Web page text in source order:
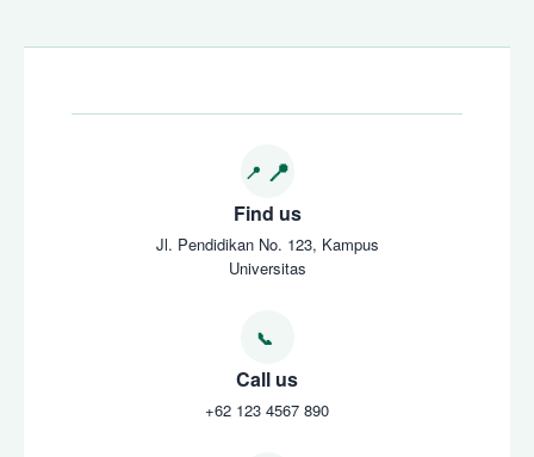
Find us
Jl. Pendidikan No. 123, Kampus
Universitas
Call us
+62 123 4567 890